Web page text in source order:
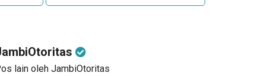
lain oleh JambiOtoritas